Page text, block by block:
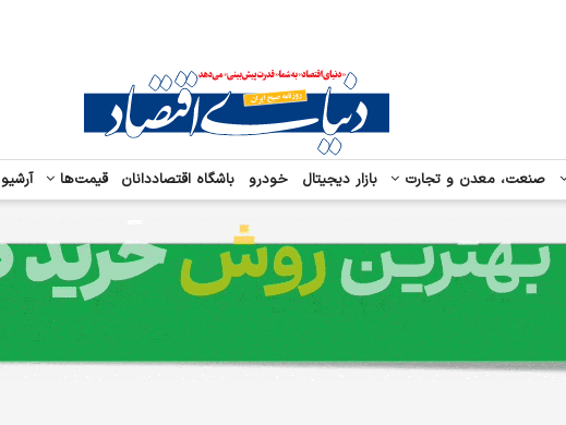
صنعت، معدن و تجارت بازار دیجیتال خودرو باشگاه اقتصاددانان قیمت‌ها آرشیو